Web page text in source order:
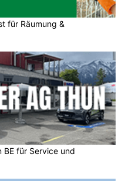
für Räumung &
BE für Service und